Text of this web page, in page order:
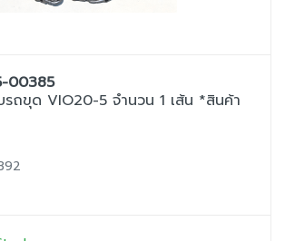
00385
รถขุด VIO20-5 จำนวน 1 เส้น *สินค้า